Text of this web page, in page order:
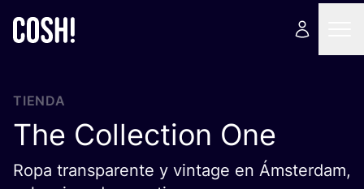
TIENDA
The Collection One
Ropa transparente y vintage en Ámsterdam,